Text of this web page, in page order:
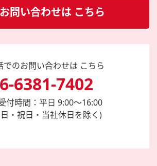
問い合わせは こちら
でのお問い合わせは こちら
6381-7402
付時間：平日 9:00～16:00
・祝日・当社休日を除く)